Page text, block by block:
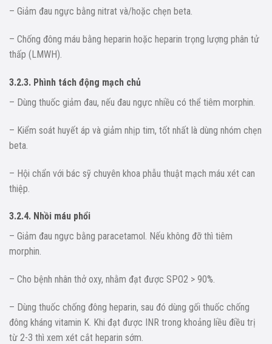
– Giảm đau ngực bằng nitrat và/hoặc chẹn beta.
– Chống đông máu bằng heparin hoặc heparin trọng lượng phân tử
thấp (LMWH).
3.2.3. Phình tách động mạch chủ
– Dùng thuốc giảm đau, nếu đau ngực nhiều có thể tiêm morphin.
– Kiểm soát huyết áp và giảm nhịp tim, tốt nhất là dùng nhóm chẹn
beta.
– Hội chẩn với bác sỹ chuyên khoa phẫu thuật mạch máu xét can
thiệp.
3.2.4. Nhồi máu phổi
– Giảm đau ngực bằng paracetamol. Nếu không đỡ thì tiêm
morphin.
– Cho bệnh nhân thở oxy, nhằm đạt được SPO2 > 90%.
– Dùng thuốc chống đông heparin, sau đó dùng gối thuốc chống
đông kháng vitamin K. Khi đạt được INR trong khoảng liều điều trị
từ 2-3 thì xem xét cắt heparin sớm.